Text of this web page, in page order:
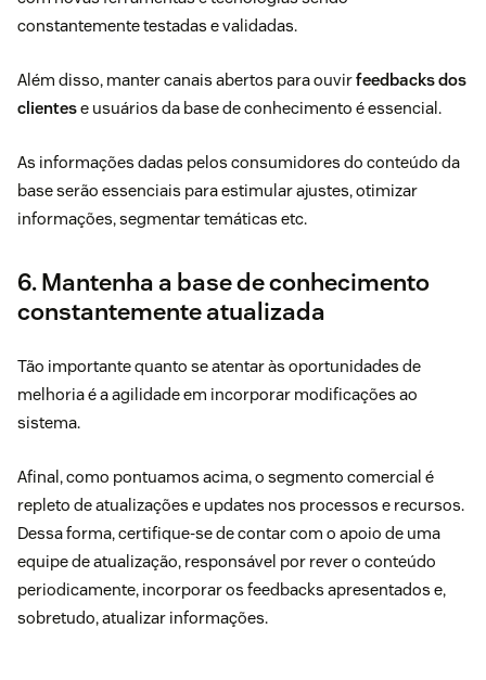
constantemente testadas e validadas.
Além disso, manter canais abertos para ouvirfeedbacks dos
clientese usuários da base de conhecimento é essencial.
As informações dadas pelos consumidores do conteúdo da
base serão essenciais para estimular ajustes, otimizar
informações, segmentar temáticas etc.
6. Mantenha a base de conhecimento
constantemente atualizada
Tão importante quanto se atentar às oportunidades de
melhoria é a agilidade em incorporar modificações ao
sistema.
Afinal, como pontuamos acima, o segmento comercial é
repleto de atualizações e updates nos processos e recursos.
Dessa forma, certifique-se de contar com o apoio de uma
equipe de atualização, responsável por rever o conteúdo
periodicamente, incorporar os feedbacks apresentados e,
sobretudo, atualizar informações.